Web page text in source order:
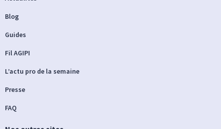
Blog
Guides
Fil AGIPI
L’actu pro de la semaine
Presse
FAQ